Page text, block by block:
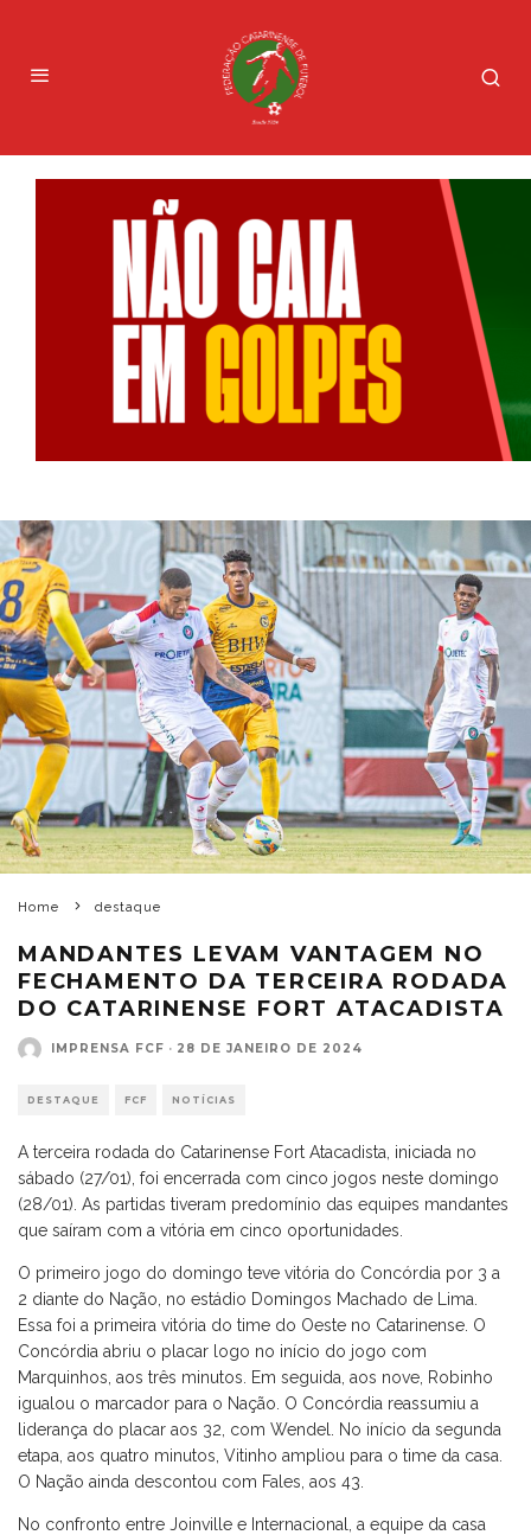
Home destaque
MANDANTES LEVAM VANTAGEM NO
FECHAMENTO DA TERCEIRA RODADA
DO CATARINENSE FORT ATACADISTA
IMPRENSA FCF · 28 DE JANEIRO DE 2024
DESTAQUE FCF NOTÍCIAS
A terceira rodada do Catarinense Fort Atacadista, iniciada no
sábado (27/01), foi encerrada com cinco jogos neste domingo
(28/01). As partidas tiveram predomínio das equipes mandantes
que saíram com a vitória em cinco oportunidades.
O primeiro jogo do domingo teve vitória do Concórdia por 3 a
2 diante do Nação, no estádio Domingos Machado de Lima.
Essa foi a primeira vitória do time do Oeste no Catarinense. O
Concórdia abriu o placar logo no início do jogo com
Marquinhos, aos três minutos. Em seguida, aos nove, Robinho
igualou o marcador para o Nação. O Concórdia reassumiu a
liderança do placar aos 32, com Wendel. No início da segunda
etapa, aos quatro minutos, Vitinho ampliou para o time da casa.
O Nação ainda descontou com Fales, aos 43.
No confronto entre Joinville e Internacional, a equipe da casa